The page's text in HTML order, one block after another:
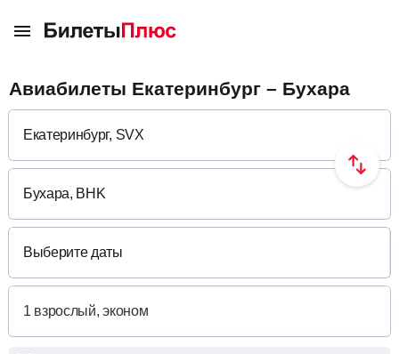
Авиабилеты Екатеринбург – Бухара
Выберите даты